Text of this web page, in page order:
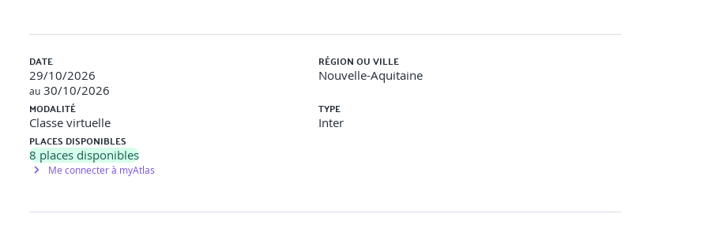
besoins et évolutions
: Object Name Service (ONS)
DATE
29/10/2026
au 30/10/2026
RÉGION OU VILLE
Nouvelle-Aquitaine
MODALITÉ
Classe virtuelle
TYPE
Inter
PLACES DISPONIBLES
8 places disponibles
Me connecter à myAtlas